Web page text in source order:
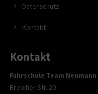
Datenschutz
Kontakt
Kontakt
Fahrschule Team Neumann
Breloher Str. 20